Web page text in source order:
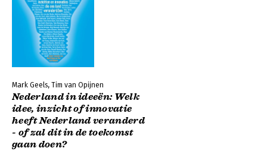
Mark Geels, Tim van Opijnen
Nederland in ideeën: Welk
idee, inzicht of innovatie
heeft Nederland veranderd
- of zal dit in de toekomst
gaan doen?